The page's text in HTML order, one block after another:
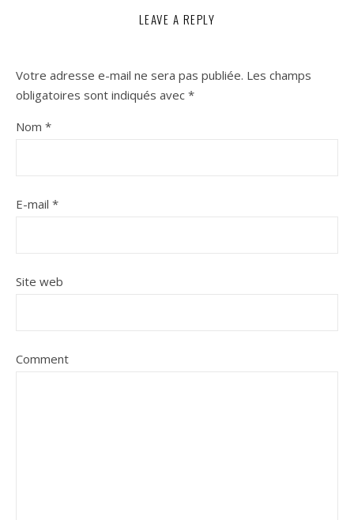
LEAVE A REPLY
Votre adresse e-mail ne sera pas publiée. Les champs
obligatoires sont indiqués avec *
Nom *
E-mail *
Site web
Comment